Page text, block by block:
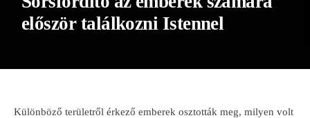
először találkozni Istennel
Különböző területről érkező emberek osztották meg, milyen volt